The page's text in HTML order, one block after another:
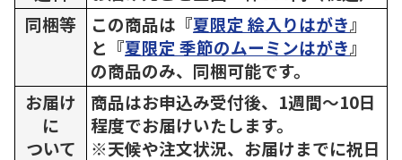
同梱等
この商品は『夏限定 絵入りはがき』
と『夏限定 季節のムーミンはがき』
の商品のみ、同梱可能です。
お届け
に
ついて
商品はお申込み受付後、1週間～10日
程度でお届けいたします。
※天候や注文状況、お届けまでに祝日